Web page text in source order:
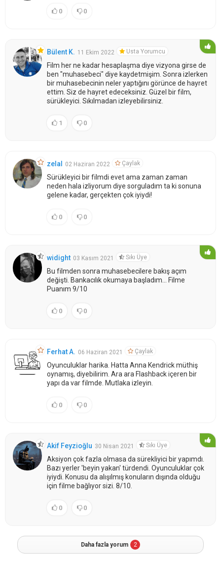
0 0
Bülent K. 11 Ekim 2022 Usta Yorumcu
Film her ne kadar hesaplaşma diye vizyona girse de
ben "muhasebeci" diye kaydetmişim. Sonra izlerken
bir muhasebecinin neler yaptığını görünce de hayret
ettim. Siz de hayret edeceksiniz. Güzel bir film,
sürükleyici. Sıkılmadan izleyebilirsiniz.
1 0
zelal 02 Haziran 2022 Çaylak
Sürükleyici bir filmdi evet ama zaman zaman
neden hala izliyorum diye sorguladım ta ki sonuna
gelene kadar, gerçekten çok iyiydi!
0 0
widight 03 Kasım 2021 Sıkı Üye
Bu filmden sonra muhasebecilere bakış açım
değişti. Bankacılık okumaya başladım... Filme
Puanım 9/10
0 0
Ferhat A. 06 Haziran 2021 Çaylak
Oyunculuklar harika. Hatta Anna Kendrick müthiş
oynamış, diyebilirim. Ara ara Flashback içeren bir
yapı da var filmde. Mutlaka izleyin.
0 0
Akif Feyzioğlu 30 Nisan 2021 Sıkı Üye
Aksiyon çok fazla olmasa da sürekliyici bir yapımdı.
Bazı yerler 'beyin yakan' türdendi. Oyunculuklar çok
iyiydi. Konusu da alışılmış konuların dışında olduğu
için filme bağlıyor sizi. 8/10.
0 0
Daha fazla yorum 2